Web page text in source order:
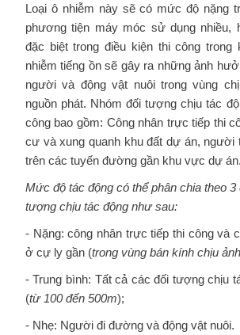
Loại ô nhiễm này sẽ có mức độ nặng
phương tiện máy móc sử dụng nhiều,
đặc biệt trong điều kiện thi công
nhiễm tiếng ồn sẽ gây ra những ảnh
người và động vật nuôi trong vùng
nguồn phát. Nhóm đối tượng chịu tác
công bao gồm: Công nhân trực tiếp thi
cư và xung quanh khu đất dự án, người
trên các tuyến đường gần khu vực dự án.
Mức độ tác động có thể phân chia theo
tượng chịu tác động như sau:
- Nặng: công nhân trực tiếp thi công và
ở cự ly gần (trong vùng bán kính chịu
- Trung bình: Tất cả các đối tượng chịu
(từ 100 đến 500m);
- Nhẹ: Người đi đường và động vật nuôi.